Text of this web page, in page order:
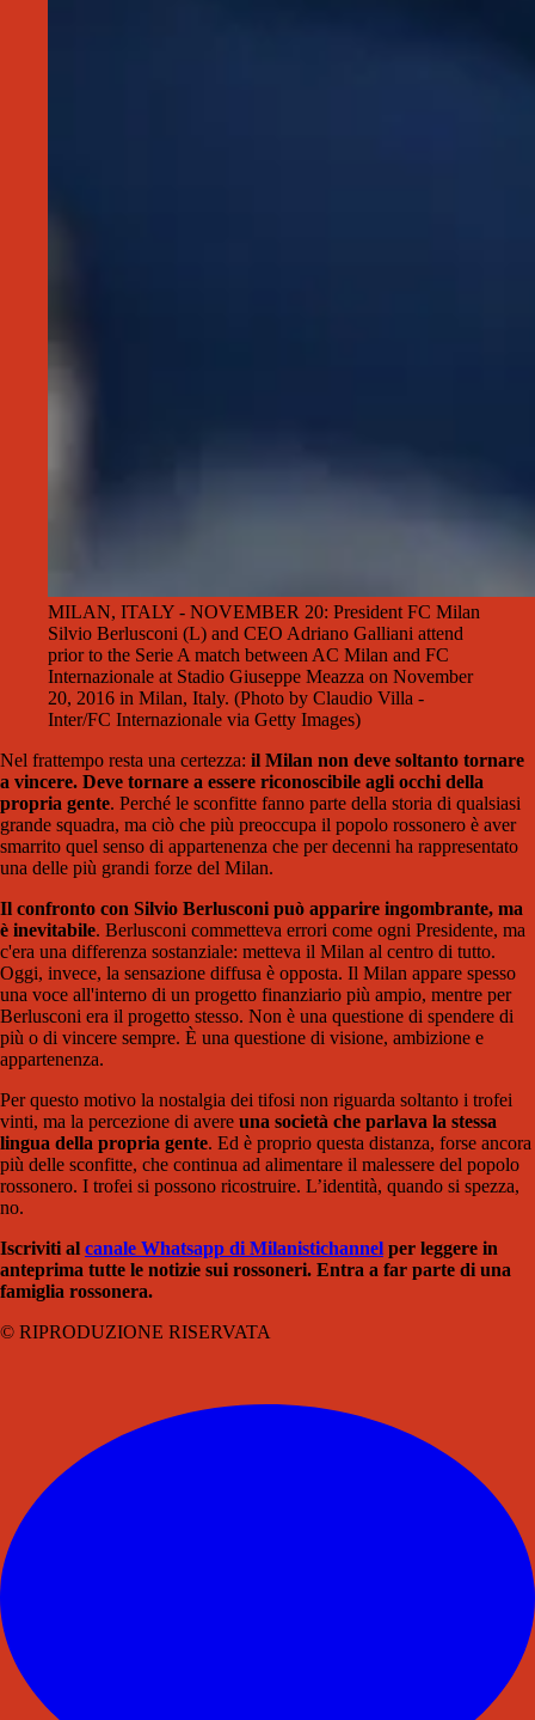
MILAN, ITALY - NOVEMBER 20: President FC Milan
Silvio Berlusconi (L) and CEO Adriano Galliani attend
prior to the Serie A match between AC Milan and FC
Internazionale at Stadio Giuseppe Meazza on November
20, 2016 in Milan, Italy. (Photo by Claudio Villa -
Inter/FC Internazionale via Getty Images)
Nel frattempo resta una certezza: il Milan non deve soltanto tornare
a vincere. Deve tornare a essere riconoscibile agli occhi della
propria gente. Perché le sconfitte fanno parte della storia di qualsiasi
grande squadra, ma ciò che più preoccupa il popolo rossonero è aver
smarrito quel senso di appartenenza che per decenni ha rappresentato
una delle più grandi forze del Milan.
Il confronto con Silvio Berlusconi può apparire ingombrante, ma
è inevitabile. Berlusconi commetteva errori come ogni Presidente, ma
c'era una differenza sostanziale: metteva il Milan al centro di tutto.
Oggi, invece, la sensazione diffusa è opposta. Il Milan appare spesso
una voce all'interno di un progetto finanziario più ampio, mentre per
Berlusconi era il progetto stesso. Non è una questione di spendere di
più o di vincere sempre. È una questione di visione, ambizione e
appartenenza.
Per questo motivo la nostalgia dei tifosi non riguarda soltanto i trofei
vinti, ma la percezione di avere una società che parlava la stessa
lingua della propria gente. Ed è proprio questa distanza, forse ancora
più delle sconfitte, che continua ad alimentare il malessere del popolo
rossonero. I trofei si possono ricostruire. L’identità, quando si spezza,
no.
Iscriviti al canale Whatsapp di Milanistichannel per leggere in
anteprima tutte le notizie sui rossoneri. Entra a far parte di una
famiglia rossonera.
© RIPRODUZIONE RISERVATA